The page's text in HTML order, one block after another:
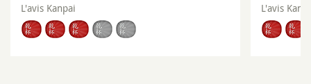
L'avis Kanpai L'avis